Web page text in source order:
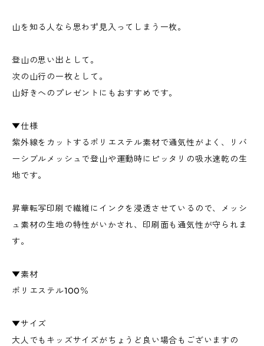
山を知る人なら思わず見入ってしまう一枚。
登山の思い出として。
次の山行の一枚として。
山好きへのプレゼントにもおすすめです。
▼仕様
紫外線をカットするポリエステル素材で通気性がよく、リバ
ーシブルメッシュで登山や運動時にピッタリの吸水速乾の生
地です。
昇華転写印刷で繊維にインクを浸透させているので、メッシ
ュ素材の生地の特性がいかされ、印刷面も通気性が守られま
す。
▼素材
ポリエステル100％
▼サイズ
大人でもキッズサイズがちょうど良い場合もございますの